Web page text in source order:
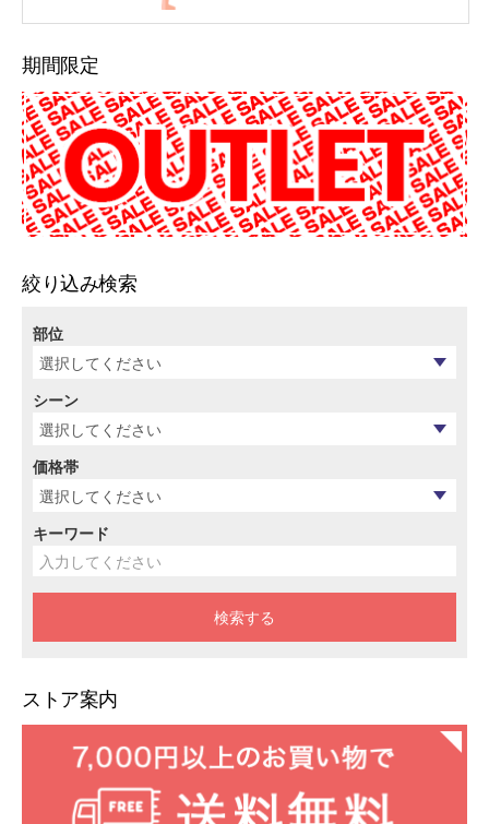
期間限定
絞り込み検索
部位
シーン
価格帯
キーワード
ストア案内